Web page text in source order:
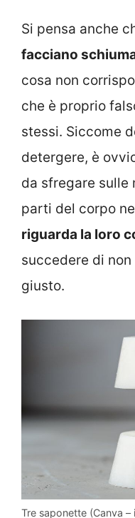
Si pensa anche
facciano
cosa non
che è proprio
stessi. Siccome
detergere, è
da sfregare sulle
parti del corpo
riguarda la loro
succedere di
giusto.
Tre saponette (Canva –